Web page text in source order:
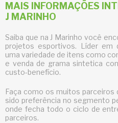
MAIS INFORMAÇÕES
J MARINHO
Saiba que na J Marinho você
projetos esportivos. Líder em
uma variedade de itens como
e venda de grama sintetica
custo-benefício.
Faça como os muitos parceiros
sido preferência no segmento
onde fecha todo o ciclo de
parceiros.